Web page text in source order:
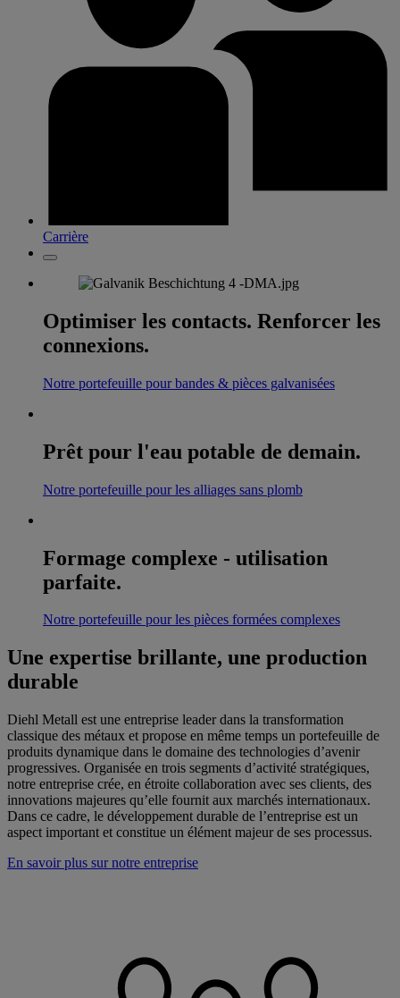
Carrière
Optimiser les contacts. Renforcer les
connexions.
Notre portefeuille pour bandes & pièces galvanisées
Prêt pour l'eau potable de demain.
Notre portefeuille pour les alliages sans plomb
Formage complexe - utilisation
parfaite.
Notre portefeuille pour les pièces formées complexes
Une expertise brillante, une production
durable
Diehl Metall est une entreprise leader dans la transformation
classique des métaux et propose en même temps un portefeuille de
produits dynamique dans le domaine des technologies d’avenir
progressives. Organisée en trois segments d’activité stratégiques,
notre entreprise crée, en étroite collaboration avec ses clients, des
innovations majeures qu’elle fournit aux marchés internationaux.
Dans ce cadre, le développement durable de l’entreprise est un
aspect important et constitue un élément majeur de ses processus.
En savoir plus sur notre entreprise